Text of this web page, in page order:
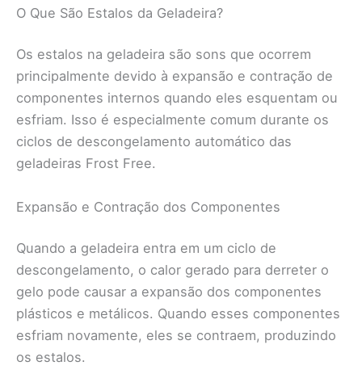
O Que São Estalos da Geladeira?
Os estalos na geladeira são sons que ocorrem
principalmente devido à expansão e contração de
componentes internos quando eles esquentam ou
esfriam. Isso é especialmente comum durante os
ciclos de descongelamento automático das
geladeiras Frost Free.
Expansão e Contração dos Componentes
Quando a geladeira entra em um ciclo de
descongelamento, o calor gerado para derreter o
gelo pode causar a expansão dos componentes
plásticos e metálicos. Quando esses componentes
esfriam novamente, eles se contraem, produzindo
os estalos.